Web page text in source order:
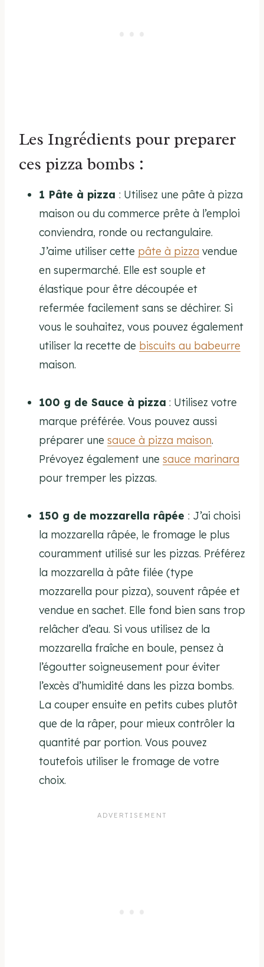
Les Ingrédients pour preparer
ces pizza bombs :
1 Pâte à pizza : Utilisez une pâte à pizza
maison ou du commerce prête à l’emploi
conviendra, ronde ou rectangulaire.
J’aime utiliser cette pâte à pizza vendue
en supermarché. Elle est souple et
élastique pour être découpée et
refermée facilement sans se déchirer. Si
vous le souhaitez, vous pouvez également
utiliser la recette de biscuits au babeurre
maison.
100 g de Sauce à pizza : Utilisez votre
marque préférée. Vous pouvez aussi
préparer une sauce à pizza maison.
Prévoyez également une sauce marinara
pour tremper les pizzas.
150 g de mozzarella râpée : J’ai choisi
la mozzarella râpée, le fromage le plus
couramment utilisé sur les pizzas. Préférez
la mozzarella à pâte filée (type
mozzarella pour pizza), souvent râpée et
vendue en sachet. Elle fond bien sans trop
relâcher d’eau. Si vous utilisez de la
mozzarella fraîche en boule, pensez à
l’égoutter soigneusement pour éviter
l’excès d’humidité dans les pizza bombs.
La couper ensuite en petits cubes plutôt
que de la râper, pour mieux contrôler la
quantité par portion. Vous pouvez
toutefois utiliser le fromage de votre
choix.